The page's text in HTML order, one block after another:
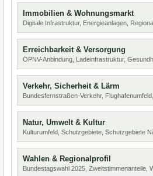
Immobilien & Wohnungsmarkt
Digitale Infrastruktur, Energieanlagen,
Erreichbarkeit & Versorgung
ÖPNV-Anbindung, Ladeinfrastruktur,
Verkehr, Sicherheit & Lärm
Bundesfernstraßen-Verkehr,
Natur, Umwelt & Kultur
Kulturumfeld, Schutzgebiete, Schutzgebiete
Wahlen & Regionalprofil
Bundestagswahl 2025, Zweitstimmenanteile,